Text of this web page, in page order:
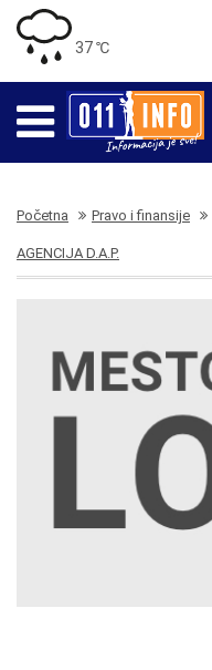
37 ℃
Početna Pravo i finansije
AGENCIJA D.A.P.